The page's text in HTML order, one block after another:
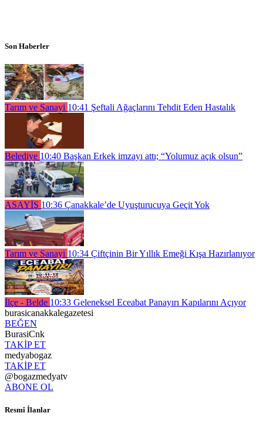
Son Haberler
Tarım ve Sanayi 10:41 Şeftali Ağaçlarını Tehdit Eden Hastalık
Belediye 10:40 Başkan Erkek imzayı attı; “Yolumuz açık olsun”
ASAYİŞ 10:36 Çanakkale’de Uyuşturucuya Geçit Yok
Tarım ve Sanayi 10:34 Çiftçinin Bir Yıllık Emeği Kışa Hazırlanıyor
İlçe - Belde 10:33 Geleneksel Eceabat Panayırı Kapılarını Açıyor
burasicanakkalegazetesi
BEĞEN
BurasiCnk
TAKİP ET
medyabogaz
TAKİP ET
@bogazmedyatv
ABONE OL
Resmî İlanlar